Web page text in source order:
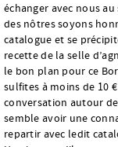
échanger avec nous
des nôtres soyons
catalogue et se
recette de la selle
le bon plan pour ce
sulfites à moins de 10
conversation autour
semble avoir une
repartir avec ledit